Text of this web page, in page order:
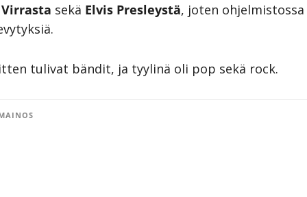
Virrasta sekä Elvis Presleystä, joten ohjelmistossa
tulivat bändit, ja tyylinä oli pop sekä rock.